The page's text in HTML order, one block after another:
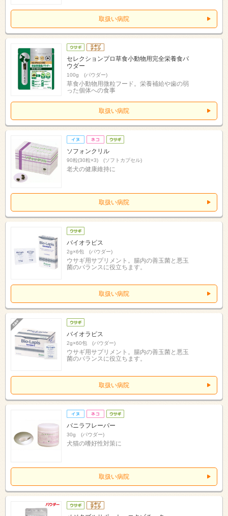
取扱い病院
セレクションプロ草食小動物用完全栄養食パ
ウダー
100g (パウダー)
草食小動物用微粒フード。栄養補給や歯の弱
った個体への食事
取扱い病院
ソフォンクリル
90粒(30粒×3) (ソフトカプセル)
老犬の健康維持に
取扱い病院
バイオラピス
2g×6包 (パウダー)
ウサギ用サプリメント。腸内の善玉菌と悪玉
菌のバランスに役立ちます。
取扱い病院
バイオラピス
2g×60包 (パウダー)
ウサギ用サプリメント。腸内の善玉菌と悪玉
菌のバランスに役立ちます。
取扱い病院
バニラフレーバー
30g (パウダー)
犬猫の嗜好性対策に
取扱い病院